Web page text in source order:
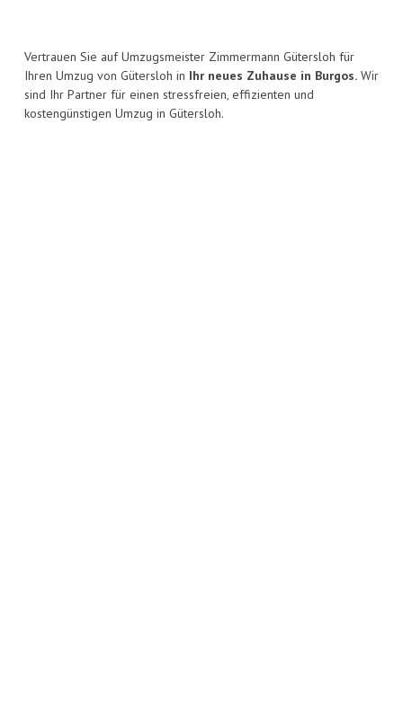
Vertrauen Sie auf Umzugsmeister Zimmermann Gütersloh für
Ihren Umzug von Gütersloh in Ihr neues Zuhause in Burgos. Wir
sind Ihr Partner für einen stressfreien, effizienten und
kostengünstigen Umzug in Gütersloh.